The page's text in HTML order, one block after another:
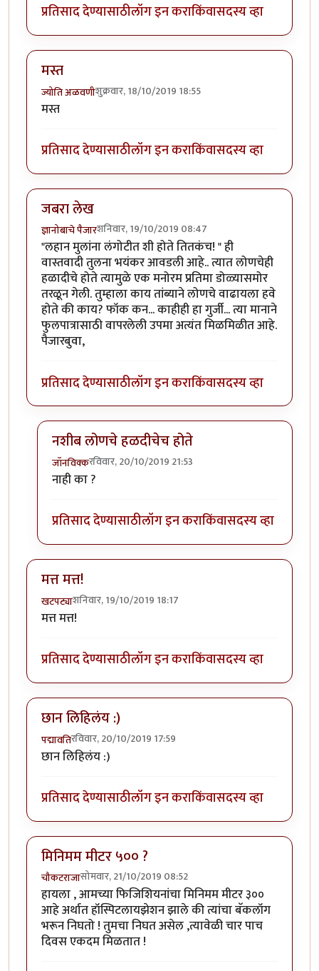
प्रतिसाद देण्यासाठीलॉग इन कराकिंवासदस्य व्हा
मस्त
ज्योति अळवणीशुक्रवार, 18/10/2019 18:55
मस्त
प्रतिसाद देण्यासाठीलॉग इन कराकिंवासदस्य व्हा
जबरा लेख
ज्ञानोबाचे पैजारशनिवार, 19/10/2019 08:47
"लहान मुलांना लंगोटीत शी होते तितकंच! " ही
वास्तवादी तुलना भयंकर आवडली आहे.. त्यात लोणचेही
हळादीचे होते त्यामुळे एक मनोरम प्रतिमा डोळ्यासमोर
तरळून गेली. तुम्हाला काय तांब्याने लोणचे वाढायला हवे
होते की काय? फॉक कन... काहीही हा गुर्जी... त्या मानाने
फुलपात्रासाठी वापरलेली उपमा अत्यंत मिळमिळीत आहे.
पैजारबुवा,
प्रतिसाद देण्यासाठीलॉग इन कराकिंवासदस्य व्हा
नशीब लोणचे हळदीचेच होते
जॉनविक्करविवार, 20/10/2019 21:53
In reply to
नाही का ?
प्रतिसाद देण्यासाठीलॉग इन कराकिंवासदस्य व्हा
मत्त मत्त!
खटपट्याशनिवार, 19/10/2019 18:17
मत्त मत्त!
प्रतिसाद देण्यासाठीलॉग इन कराकिंवासदस्य व्हा
छान लिहिलंय :)
पद्मावतिरविवार, 20/10/2019 17:59
छान लिहिलंय :)
प्रतिसाद देण्यासाठीलॉग इन कराकिंवासदस्य व्हा
मिनिमम मीटर ५०० ?
चौकटराजासोमवार, 21/10/2019 08:52
हायला , आमच्या फिजिशियनांचा मिनिमम मीटर ३००
आहे अर्थात हॉस्पिटलायझेशन झाले की त्यांचा बॅकलॉग
भरून निघतो ! तुमचा निघत असेल ,त्यावेळी चार पाच
दिवस एकदम मिळतात !